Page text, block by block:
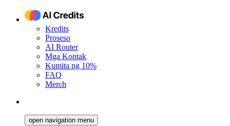
Kredits
Proseso
AI Router
Mga Kontak
Kumita ng 10%
FAQ
Merch
open navigation menu